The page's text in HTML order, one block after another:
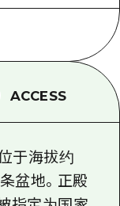
ACCESS
于海拔约
盆地。正殿